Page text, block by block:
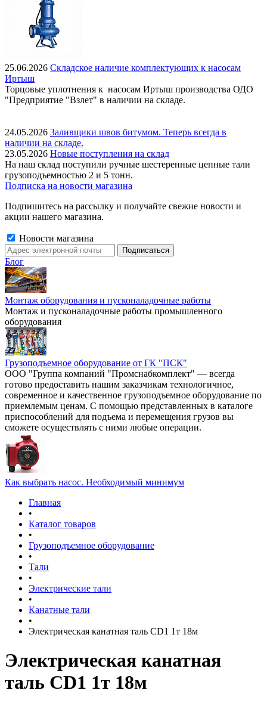
25.06.2026 Складское наличие комплектующих к насосам
Иртыш
Торцовые уплотнения к насосам Иртыш производства ОДО
"Предприятие "Взлет" в наличии на складе.
24.05.2026 Заливщики швов битумом. Теперь всегда в
наличии на складе.
23.05.2026 Новые поступления на склад
На наш склад поступили ручные шестеренные цепные тали
грузоподъемностью 2 и 5 тонн.
Подписка на новости магазина
Подпишитесь на рассылку и получайте свежие новости и
акции нашего магазина.
Новости магазина
Блог
Монтаж оборудования и пусконаладочные работы
Монтаж и пусконаладочные работы промышленного
оборудования
Грузоподъемное оборудование от ГК "ПСК"
ООО "Группа компаний "Промснабкомплект" — всегда
готово предоставить нашим заказчикам технологичное,
современное и качественное грузоподъемное оборудование по
приемлемым ценам. С помощью представленных в каталоге
приспособлений для подъема и перемещения грузов вы
сможете осуществлять с ними любые операции.
Как выбрать насос. Необходимый минимум
Главная
•
Каталог товаров
•
Грузоподъемное оборудование
•
Тали
•
Электрические тали
•
Канатные тали
•
Электрическая канатная таль CD1 1т 18м
Электрическая канатная
таль CD1 1т 18м